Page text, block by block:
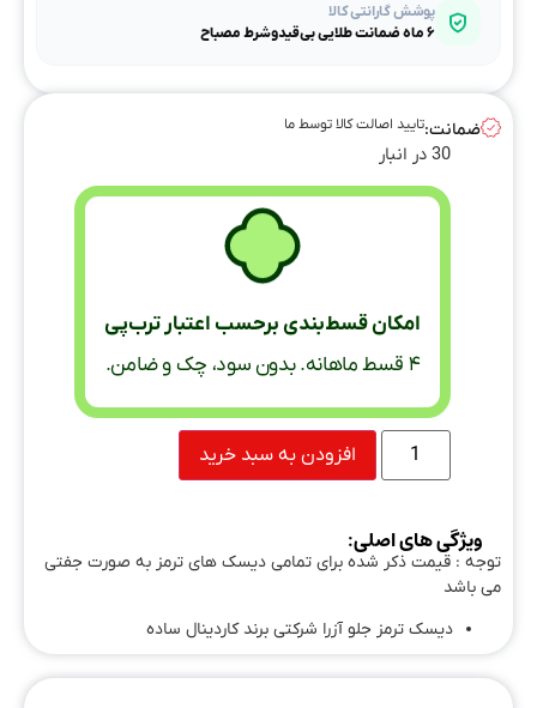
پوشش گارانتی کالا
۶ ماه ضمانت طلایی بی‌قیدوشرط مصباح
ضمانت:تایید اصالت کالا توسط ما
30 در انبار
امکان قسط‌بندی برحسب اعتبار ترب‌پی
۴ قسط ماهانه. بدون سود، چک و ضامن.
افزودن به سبد خرید
ویژگی های اصلی:
توجه : قیمت ذکر شده برای تمامی دیسک های ترمز به صورت جفتی
می باشد
دیسک ترمز جلو آزرا شرکتی برند کاردینال ساده